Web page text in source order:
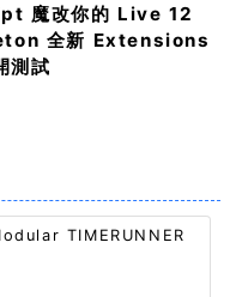
魔改你的 Live 12
全新 Extensions
測試
TIMERUNNER